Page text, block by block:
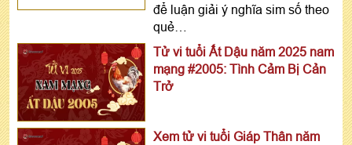
để luận giải ý nghĩa sim số theo
quẻ…
Tử vi tuổi Ất Dậu năm 2025 nam
mạng #2005: Tình Cảm Bị Cản
Trở
Xem tử vi tuổi Giáp Thân năm